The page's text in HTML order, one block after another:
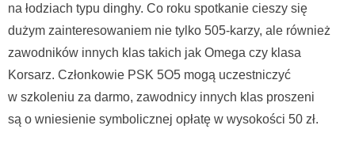
na łodziach typu dinghy. Co roku spotkanie cieszy się
dużym zainteresowaniem nie tylko 505-karzy, ale również
zawodników innych klas takich jak Omega czy klasa
Korsarz. Członkowie PSK 5O5 mogą uczestniczyć
w szkoleniu za darmo, zawodnicy innych klas proszeni
są o wniesienie symbolicznej opłatę w wysokości 50 zł.